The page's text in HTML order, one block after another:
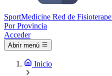
SportMedicine Red de
Por Provincia
Acceder
Abrir menú
Inicio